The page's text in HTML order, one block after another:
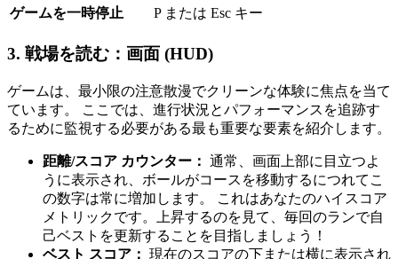
ゲームを一時停止
P または Esc キー
3. 戦場を読む：画面 (HUD)
ゲームは、最小限の注意散漫でクリーンな体験に焦点を当て
ています。 ここでは、進行状況とパフォーマンスを追跡す
るために監視する必要がある最も重要な要素を紹介します。
距離/スコア カウンター： 通常、画面上部に目立つよ
うに表示され、ボールがコースを移動するにつれてこ
の数字は常に増加します。 これはあなたのハイスコア
メトリックです。上昇するのを見て、毎回のランで自
己ベストを更新することを目指しましょう！
ベスト スコア： 現在のスコアの下または横に表示され